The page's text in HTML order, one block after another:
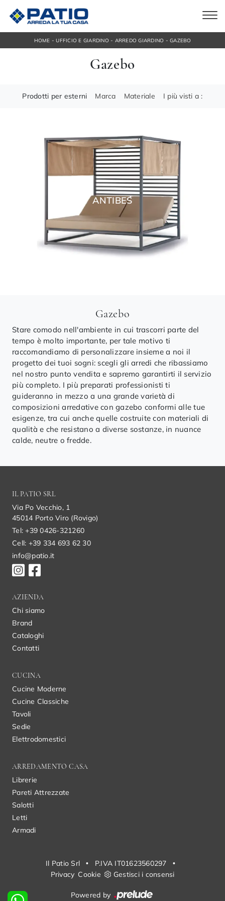
HOME -UFFICIO E GIARDINO - ARREDO GIARDINO - GAZEBO
Gazebo
Prodotti per esterni Marca Materiale I più visti a :
ANTIBES
Gazebo
Stare comodo nell'ambiente in cui trascorri parte del
tempo è molto importante, per tale motivo ti
raccomandiamo di personalizzare insieme a noi il
progetto dei tuoi sogni: scegli gli arredi che ribassiamo
nel nostro punto vendita e sapremo garantirti il servizio
più completo. I più preparati professionisti ti
guideranno in mezzo a una grande varietà di
composizioni arredative con gazebo conformi alle tue
esigenze, tra cui anche quelle costruite con materiali di
qualità e che resistano a diverse sostanze, in nuance
calde, neutre o fredde.
IL PATIO SRL
Via Po Vecchio, 1
45014 Porto Viro (Rovigo)
Tel: +39 0426-321260
Cell: +39 334 693 62 30
info@patio.it
AZIENDA
Chi siamo
Brand
Cataloghi
Contatti
CUCINA
Cucine Moderne
Cucine Classiche
Tavoli
Sedie
Elettrodomestici
ARREDAMENTO CASA
Librerie
Pareti Attrezzate
Salotti
Letti
Armadi
Il Patio Srl • P.IVA IT01623560297
•
Privacy Cookie Gestisci i consensi
Powered by